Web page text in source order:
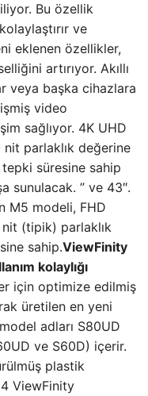
Bu özellik
ve
eklenen özellikler,
artırıyor. Akıllı
veya başka cihazlara
video
sağlıyor. 4K UHD
parlaklık değerine
süresine sahip
sunulacak. ” ve 43″.
M5 modeli, FHD
(tipik) parlaklık
sahip.ViewFinity
kolaylığı
için optimize edilmiş
üretilen en yeni
adları S80UD
ve S60D) içerir.
plastik
ViewFinity